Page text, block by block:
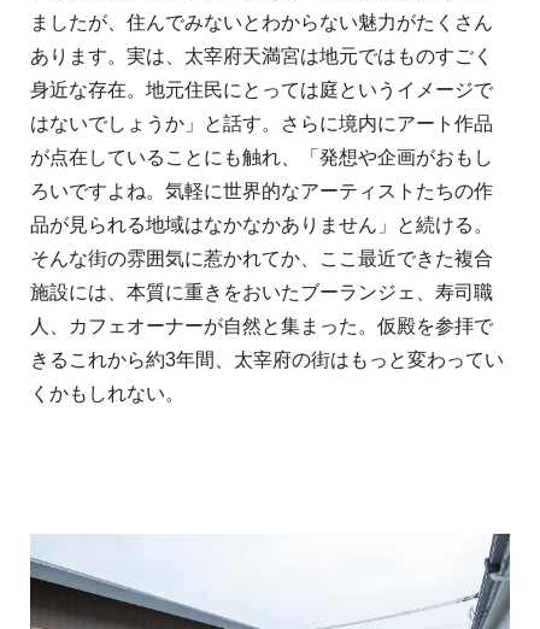
ましたが、住んでみないとわからない魅力がたくさん
あります。実は、太宰府天満宮は地元ではものすごく
身近な存在。地元住民にとっては庭というイメージで
はないでしょうか」と話す。さらに境内にアート作品
が点在していることにも触れ、「発想や企画がおもし
ろいですよね。気軽に世界的なアーティストたちの作
品が見られる地域はなかなかありません」と続ける。
そんな街の雰囲気に惹かれてか、ここ最近できた複合
施設には、本質に重きをおいたブーランジェ、寿司職
人、カフェオーナーが自然と集まった。仮殿を参拝で
きるこれから約3年間、太宰府の街はもっと変わってい
くかもしれない。